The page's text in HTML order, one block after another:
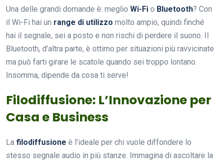
Una delle grandi domande è: meglio Wi-Fi o Bluetooth? Con
il Wi-Fi hai un range di utilizzo molto ampio, quindi finché
hai il segnale, sei a posto e non rischi di perdere il suono. Il
Bluetooth, d’altra parte, è ottimo per situazioni più ravvicinate
ma può farti girare le scatole quando sei troppo lontano.
Insomma, dipende da cosa ti serve!
Filodiffusione: L’Innovazione per
Casa e Business
La filodiffusione è l’ideale per chi vuole diffondere lo
stesso segnale audio in più stanze. Immagina di ascoltare la